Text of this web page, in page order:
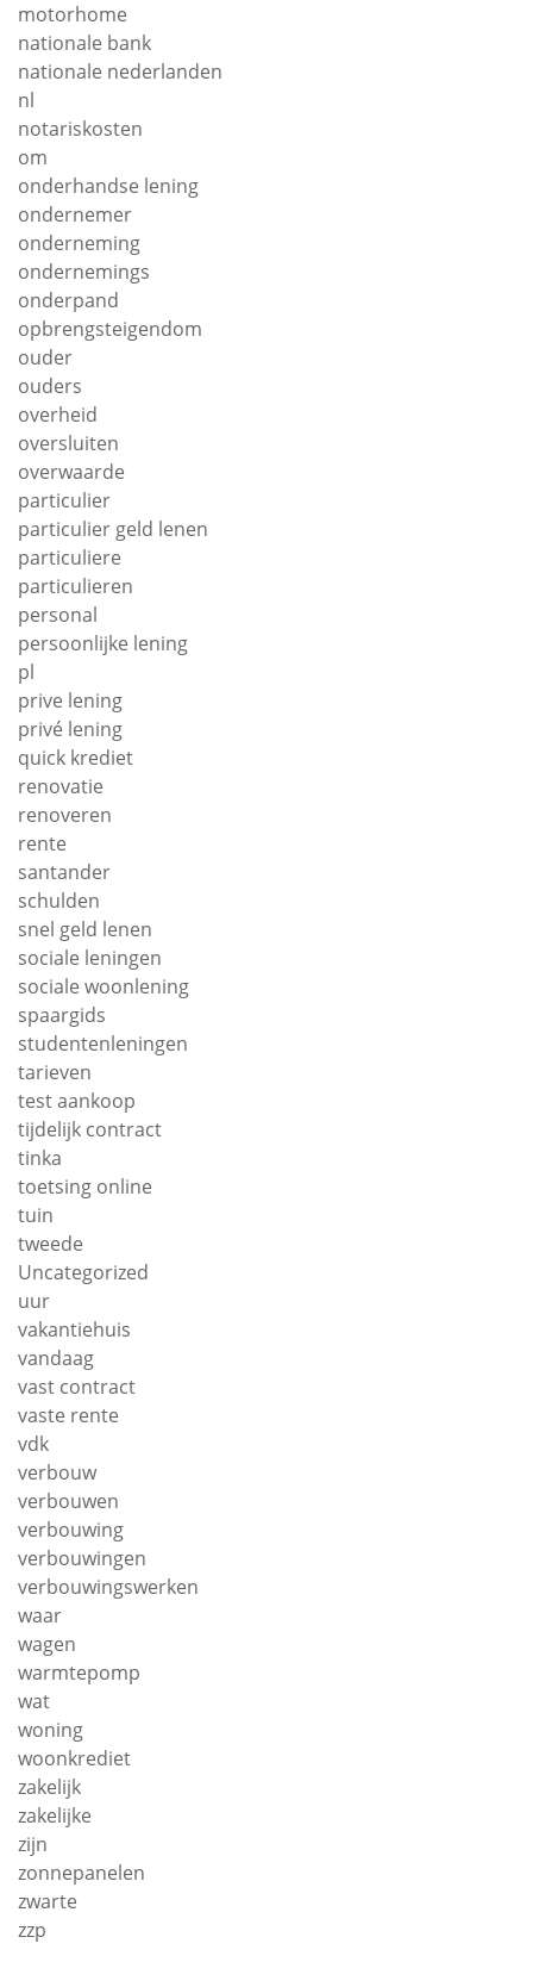
motorhome
nationale bank
nationale nederlanden
nl
notariskosten
om
onderhandse lening
ondernemer
onderneming
ondernemings
onderpand
opbrengsteigendom
ouder
ouders
overheid
oversluiten
overwaarde
particulier
particulier geld lenen
particuliere
particulieren
personal
persoonlijke lening
pl
prive lening
privé lening
quick krediet
renovatie
renoveren
rente
santander
schulden
snel geld lenen
sociale leningen
sociale woonlening
spaargids
studentenleningen
tarieven
test aankoop
tijdelijk contract
tinka
toetsing online
tuin
tweede
Uncategorized
uur
vakantiehuis
vandaag
vast contract
vaste rente
vdk
verbouw
verbouwen
verbouwing
verbouwingen
verbouwingswerken
waar
wagen
warmtepomp
wat
woning
woonkrediet
zakelijk
zakelijke
zijn
zonnepanelen
zwarte
zzp